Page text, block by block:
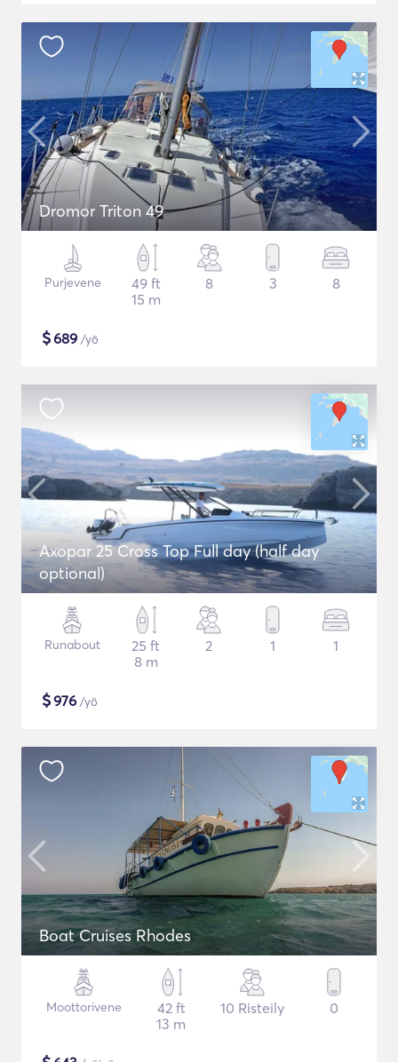
Dromor Triton 49
Purjevene
49 ft
15 m
8 3 8
$689 /yö
Axopar 25 Cross Top Full day (half day
optional)
Runabout
25 ft
8 m
2 1 1
$976 /yö
Boat Cruises Rhodes
Moottorivene
42 ft
13 m
10 Risteily 0